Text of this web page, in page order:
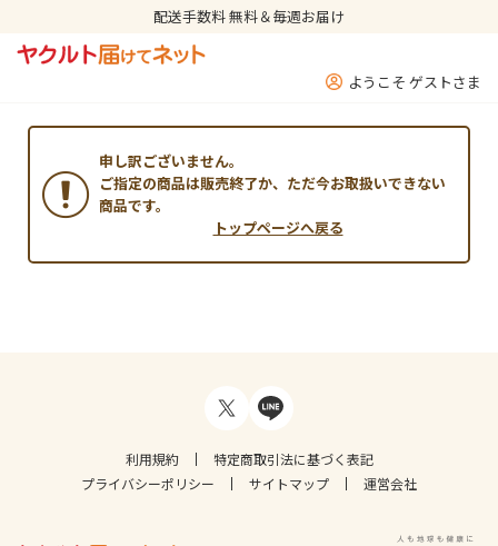
配送手数料 無料＆毎週お届け
ようこそ ゲストさま
申し訳ございません。
ご指定の商品は販売終了か、ただ今お取扱いできない
商品です。
トップページへ戻る
利用規約
特定商取引法に基づく表記
プライバシーポリシー
サイトマップ 運営会社